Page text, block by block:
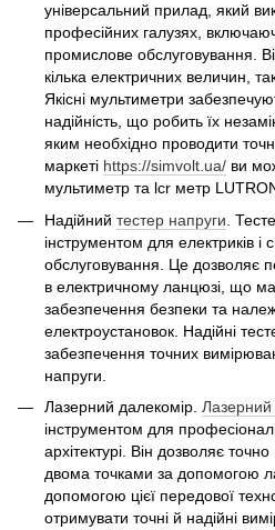
універсальний прилад, який
професійних галузях,
промислове обслуговування.
кілька електричних величин,
Якісні мультиметри
надійність, що робить їх
яким необхідно проводити
маркеті https://simvolt.ua/ ви
мультиметр та lcr метр
Надійний тестер напруги .
інструментом для електриків і
обслуговування. Це дозволяє
в електричному ланцюзі, що
забезпечення безпеки та
електроустановок. Надійні
забезпечення точних
напруги.
Лазерний далекомір. Лазерний
інструментом для
архітектурі. Він дозволяє
двома точками за допомогою
допомогою цієї передової
отримувати точні й надійні